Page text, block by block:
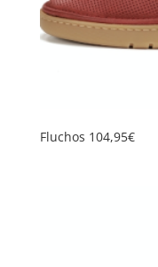
Fluchos 104,95€